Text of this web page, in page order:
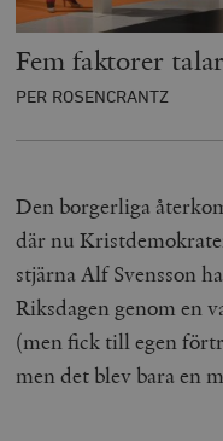
Fem faktorer
PER ROSENCRANTZ
Den borgerliga
där nu
stjärna Alf Svensson
Riksdagen genom en
(men fick till egen
men det blev bara en